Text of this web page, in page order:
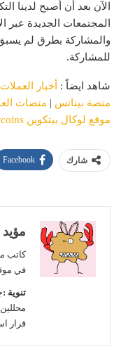
الآن بعد أن أصبح لدينا
المجتمعات الجديدة عبر
والمشاركة بطرق لم
للمشاركة.
شاهد ايضاً : أخبار
منصة بينانس | منصات
موقع لوكال بيتكوين localbitcoins
شارك Facebook
كاتب
في
تنوية :
قرار